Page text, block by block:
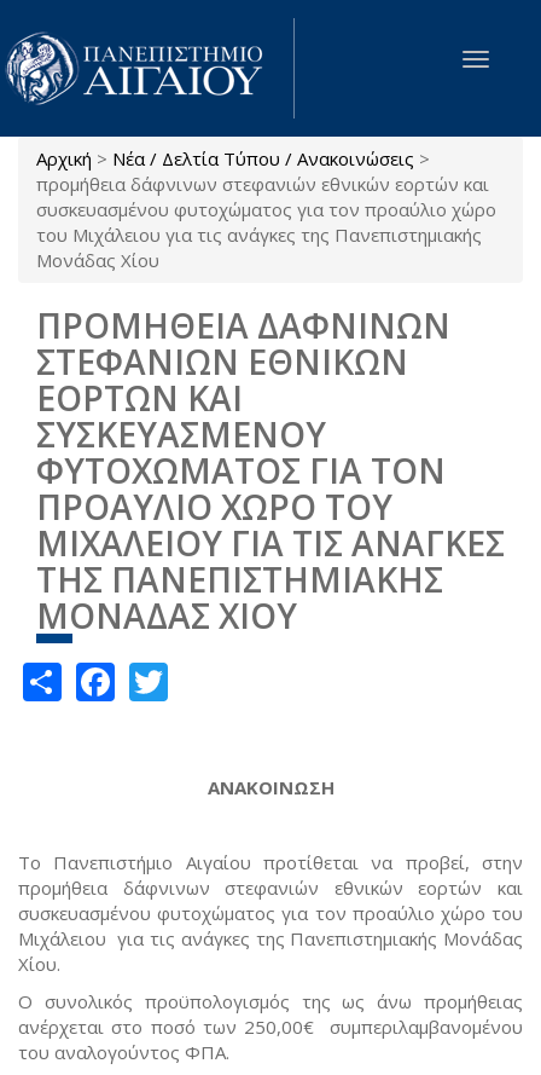
Παράκαμψη προς το κυρίως περιεχόμενο
Toggle
Είστε εδώ
Αρχική > Νέα / Δελτία Τύπου / Ανακοινώσεις >
προμήθεια δάφνινων στεφανιών εθνικών εορτών και
συσκευασμένου φυτοχώματος για τον προαύλιο χώρο
του Μιχάλειου για τις ανάγκες της Πανεπιστημιακής
Μονάδας Χίου
ΠΡΟΜΗΘΕΙΑ ΔΑΦΝΙΝΩΝ
ΣΤΕΦΑΝΙΩΝ ΕΘΝΙΚΩΝ
ΕΟΡΤΩΝ ΚΑΙ
ΣΥΣΚΕΥΑΣΜΕΝΟΥ
ΦΥΤΟΧΩΜΑΤΟΣ ΓΙΑ ΤΟΝ
ΠΡΟΑΥΛΙΟ ΧΩΡΟ ΤΟΥ
ΜΙΧΑΛΕΙΟΥ ΓΙΑ ΤΙΣ ΑΝΑΓΚΕΣ
ΤΗΣ ΠΑΝΕΠΙΣΤΗΜΙΑΚΗΣ
ΜΟΝΑΔΑΣ ΧΙΟΥ
ShareFacebook
ΑΝΑΚΟΙΝΩΣΗ
Το Πανεπιστήμιο Αιγαίου προτίθεται να προβεί, στην
προμήθεια δάφνινων στεφανιών εθνικών εορτών και
συσκευασμένου φυτοχώματος για τον προαύλιο χώρο του
Μιχάλειου για τις ανάγκες της Πανεπιστημιακής Μονάδας
Χίου.
Ο συνολικός προϋπολογισμός της ως άνω προμήθειας
ανέρχεται στο ποσό των 250,00€ συμπεριλαμβανομένου
του αναλογούντος ΦΠΑ.